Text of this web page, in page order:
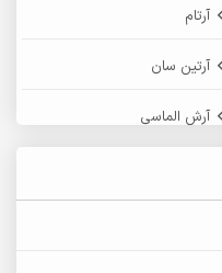
آرتام
آرتین سان
آرش الماسی